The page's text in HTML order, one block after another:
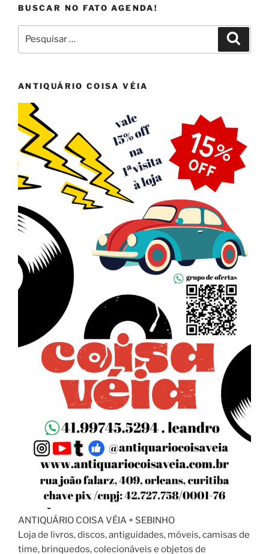
BUSCAR NO FATO AGENDA!
por:
ANTIQUÁRIO COISA VÉIA
ANTIQUÁRIO COISA VÉIA + SEBINHO
Loja de livros, discos, antiguidades, móveis, camisas de
time, brinquedos, colecionáveis e objetos de